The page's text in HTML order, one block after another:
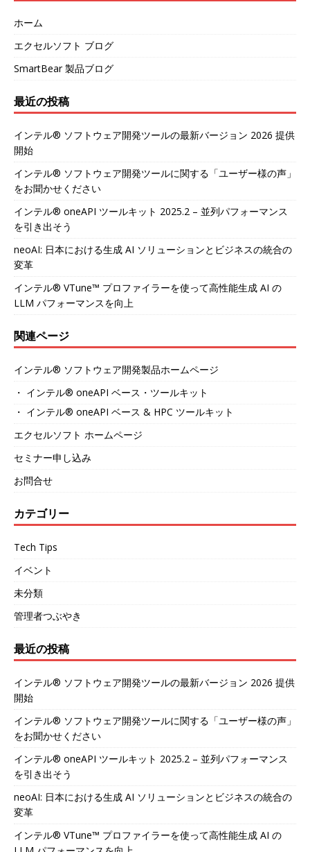
ホーム
エクセルソフト ブログ
SmartBear 製品ブログ
最近の投稿
インテル® ソフトウェア開発ツールの最新バージョン 2026 提供
開始
インテル® ソフトウェア開発ツールに関する「ユーザー様の声」
をお聞かせください
インテル® oneAPI ツールキット 2025.2 – 並列パフォーマンス
を引き出そう
neoAI: 日本における生成 AI ソリューションとビジネスの統合の
変革
インテル® VTune™ プロファイラーを使って高性能生成 AI の
LLM パフォーマンスを向上
関連ページ
インテル® ソフトウェア開発製品ホームページ
・ インテル® oneAPI ベース・ツールキット
・ インテル® oneAPI ベース & HPC ツールキット
エクセルソフト ホームページ
セミナー申し込み
お問合せ
カテゴリー
Tech Tips
イベント
未分類
管理者つぶやき
最近の投稿
インテル® ソフトウェア開発ツールの最新バージョン 2026 提供
開始
インテル® ソフトウェア開発ツールに関する「ユーザー様の声」
をお聞かせください
インテル® oneAPI ツールキット 2025.2 – 並列パフォーマンス
を引き出そう
neoAI: 日本における生成 AI ソリューションとビジネスの統合の
変革
インテル® VTune™ プロファイラーを使って高性能生成 AI の